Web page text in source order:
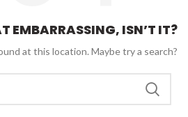
EMBARRASSING, ISN’T IT?
at this location. Maybe try a search?